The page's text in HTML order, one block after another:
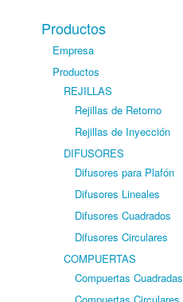
Productos
Empresa
Productos
REJILLAS
Rejillas de Retorno
Rejillas de Inyección
DIFUSORES
Difusores para Plafón
Difusores Lineales
Difusores Cuadrados
Difusores Circulares
COMPUERTAS
Compuertas Cuadradas